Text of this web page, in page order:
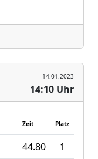
14.01.2023
14:10 Uhr
Zeit Platz
44.80
1